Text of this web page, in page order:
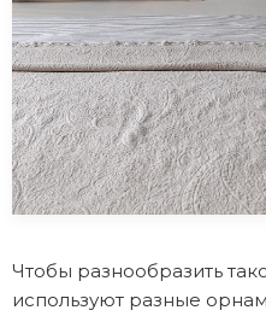
Чтобы разнообразить
используют разные